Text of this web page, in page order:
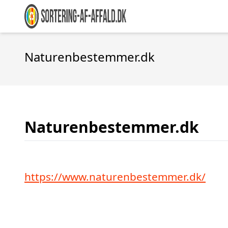
Naturenbestemmer.dk
Naturenbestemmer.dk
https://www.naturenbestemmer.dk/